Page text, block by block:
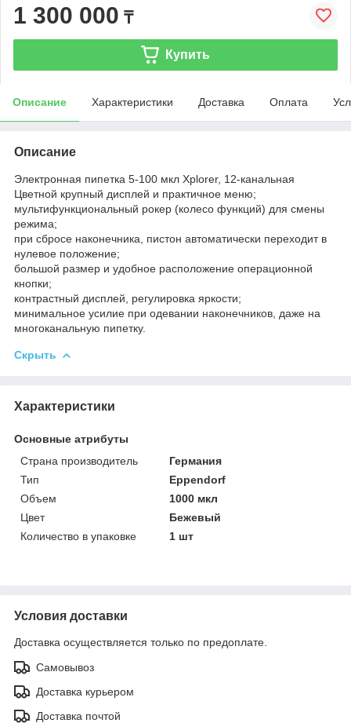
1 300 000 ₸
Купить
Описание Характеристики Доставка Оплата
Описание
Электронная пипетка 5-100 мкл Xplorer, 12-канальная
Цветной крупный дисплей и практичное меню;
мультифункциональный рокер (колесо функций) для смены
режима;
при сбросе наконечника, пистон автоматически переходит в
нулевое положение;
большой размер и удобное расположение операционной
кнопки;
контрастный дисплей, регулировка яркости;
минимальное усилие при одевании наконечников, даже на
многоканальную пипетку.
Скрыть
Характеристики
Основные атрибуты
Страна производитель
Германия
Тип
Eppendorf
Объем
1000 мкл
Цвет
Бежевый
Количество в упаковке
1 шт
Условия доставки
Доставка осуществляется только по предоплате.
Самовывоз
Доставка курьером
Доставка почтой